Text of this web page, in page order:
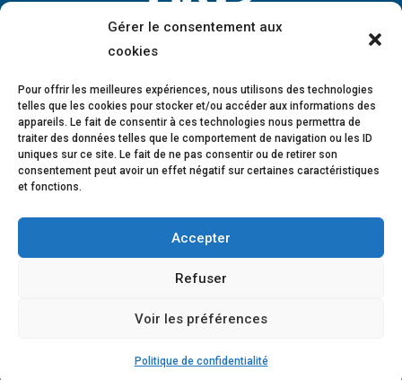
Gérer le consentement aux
cookies
Pour offrir les meilleures expériences, nous utilisons des technologies
telles que les cookies pour stocker et/ou accéder aux informations des
appareils. Le fait de consentir à ces technologies nous permettra de
traiter des données telles que le comportement de navigation ou les ID
uniques sur ce site. Le fait de ne pas consentir ou de retirer son
consentement peut avoir un effet négatif sur certaines caractéristiques
et fonctions.
Accepter
Refuser
Voir les préférences
Politique de confidentialité
• Politique de confidentialité
Lanceurs d’alerte
© 2026 BRL Exploitation